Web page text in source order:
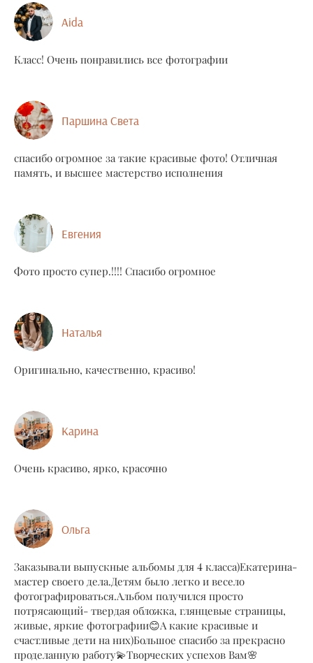
Aida
Класс! Очень понравились все фотографии
Паршина Света
спасибо огромное за такие красивые фото! Отличная
память, и высшее мастерство исполнения
Евгения
Фото просто супер.!!!! Спасибо огромное
Наталья
Оригинально, качественно, красиво!
Карина
Очень красиво, ярко, красочно
Ольга
Заказывали выпускные альбомы для 4 класса)Екатерина-
мастер своего дела.Детям было легко и весело
фотографироваться.Альбом получился просто
потрясающий- твердая обложка, глянцевые страницы,
живые, яркие фотографии😊А какие красивые и
счастливые дети на них)Большое спасибо за прекрасно
проделанную работу💫Творческих успехов Вам🌸